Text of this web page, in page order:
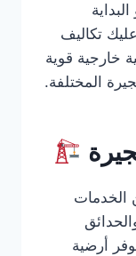
تكاليف
خارجية قوية
المختلفة.
الخدمات
أرضية